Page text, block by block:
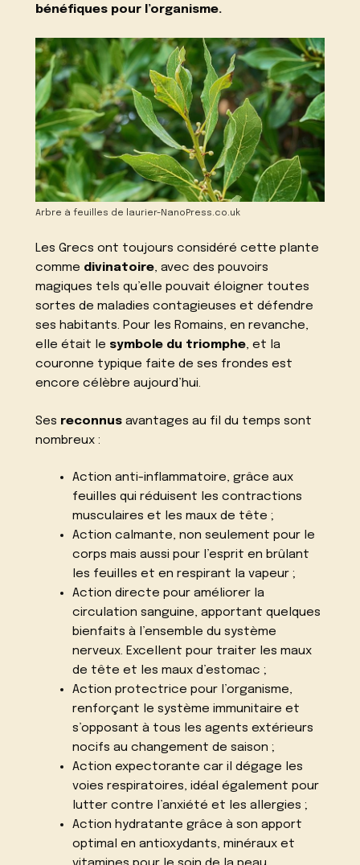
bénéfiques pour l’organisme.
Arbre à feuilles de laurier-NanoPress.co.uk
Les Grecs ont toujours considéré cette plante
comme divinatoire, avec des pouvoirs
magiques tels qu’elle pouvait éloigner toutes
sortes de maladies contagieuses et défendre
ses habitants. Pour les Romains, en revanche,
elle était le symbole du triomphe, et la
couronne typique faite de ses frondes est
encore célèbre aujourd’hui.
Ses reconnus avantages au fil du temps sont
nombreux :
Action anti-inflammatoire, grâce aux
feuilles qui réduisent les contractions
musculaires et les maux de tête ;
Action calmante, non seulement pour le
corps mais aussi pour l’esprit en brûlant
les feuilles et en respirant la vapeur ;
Action directe pour améliorer la
circulation sanguine, apportant quelques
bienfaits à l’ensemble du système
nerveux. Excellent pour traiter les maux
de tête et les maux d’estomac ;
Action protectrice pour l’organisme,
renforçant le système immunitaire et
s’opposant à tous les agents extérieurs
nocifs au changement de saison ;
Action expectorante car il dégage les
voies respiratoires, idéal également pour
lutter contre l’anxiété et les allergies ;
Action hydratante grâce à son apport
optimal en antioxydants, minéraux et